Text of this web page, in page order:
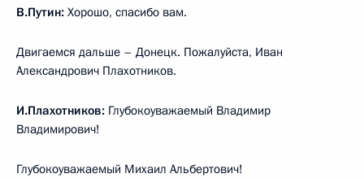
В.Путин: Хорошо, спасибо вам.
Двигаемся дальше – Донецк. Пожалуйста, Иван
Александрович Плахотников.
И.Плахотников: Глубокоуважаемый Владимир
Владимирович!
Глубокоуважаемый Михаил Альбертович!